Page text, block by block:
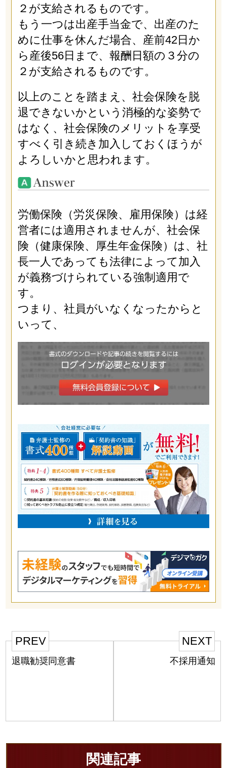
２が支給されるものです。
もう一つは出産手当金で、出産のた
めに仕事を休んだ場合、産前42日か
ら産後56日まで、報酬日額の３分の
２が支給されるものです。
以上のことを踏まえ、社会保険を脱
退できないかという消極的な姿勢で
はなく、社会保険のメリットを享受
すべく引き続き加入しておくほうが
よろしいかと思われます。
労働保険（労災保険、雇用保険）は経
営者には適用されませんが、社会保
険（健康保険、厚生年金保険）は、社
長一人であっても法律によって加入
が義務づけられている強制適用で
す。
つまり、社員がいなくなったからと
いって、
PREV
退職勧奨同意書
NEXT
不採用通知
関連記事